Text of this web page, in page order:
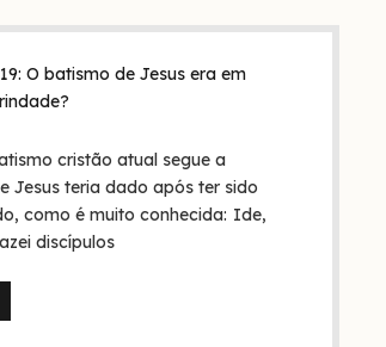
O batismo de Jesus era em
cristão atual segue a
Jesus teria dado após ter sido
como é muito conhecida: Ide,
discípulos